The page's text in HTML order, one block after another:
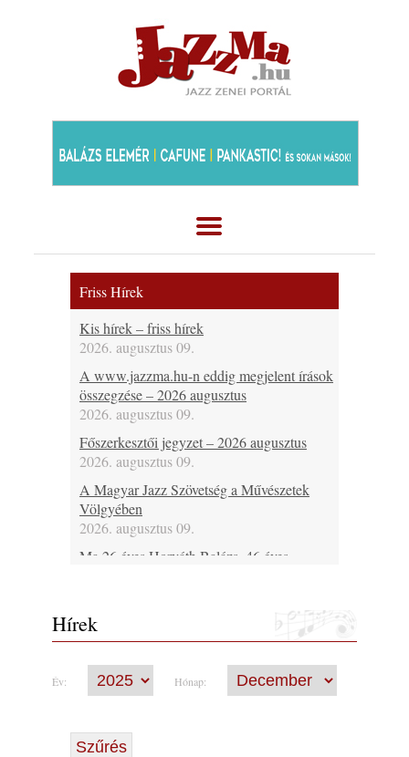
Friss Hírek
Kis hírek – friss hírek
2026. augusztus 09.
A www.jazzma.hu-n eddig megjelent írások
összegzése – 2026 augusztus
2026. augusztus 09.
Főszerkesztői jegyzet – 2026 augusztus
2026. augusztus 09.
A Magyar Jazz Szövetség a Művészetek
Völgyében
2026. augusztus 09.
Ma 26 éves Horváth Balázs, 46 éves
éves Malecz Attila, 80 éves Pataki László és
75 éves Hugh Ragin
Ma lenne 100 éves Bill Napier
2026. augusztus 09.
2026. augusztus 09.
Hírek
Év: Hónap: